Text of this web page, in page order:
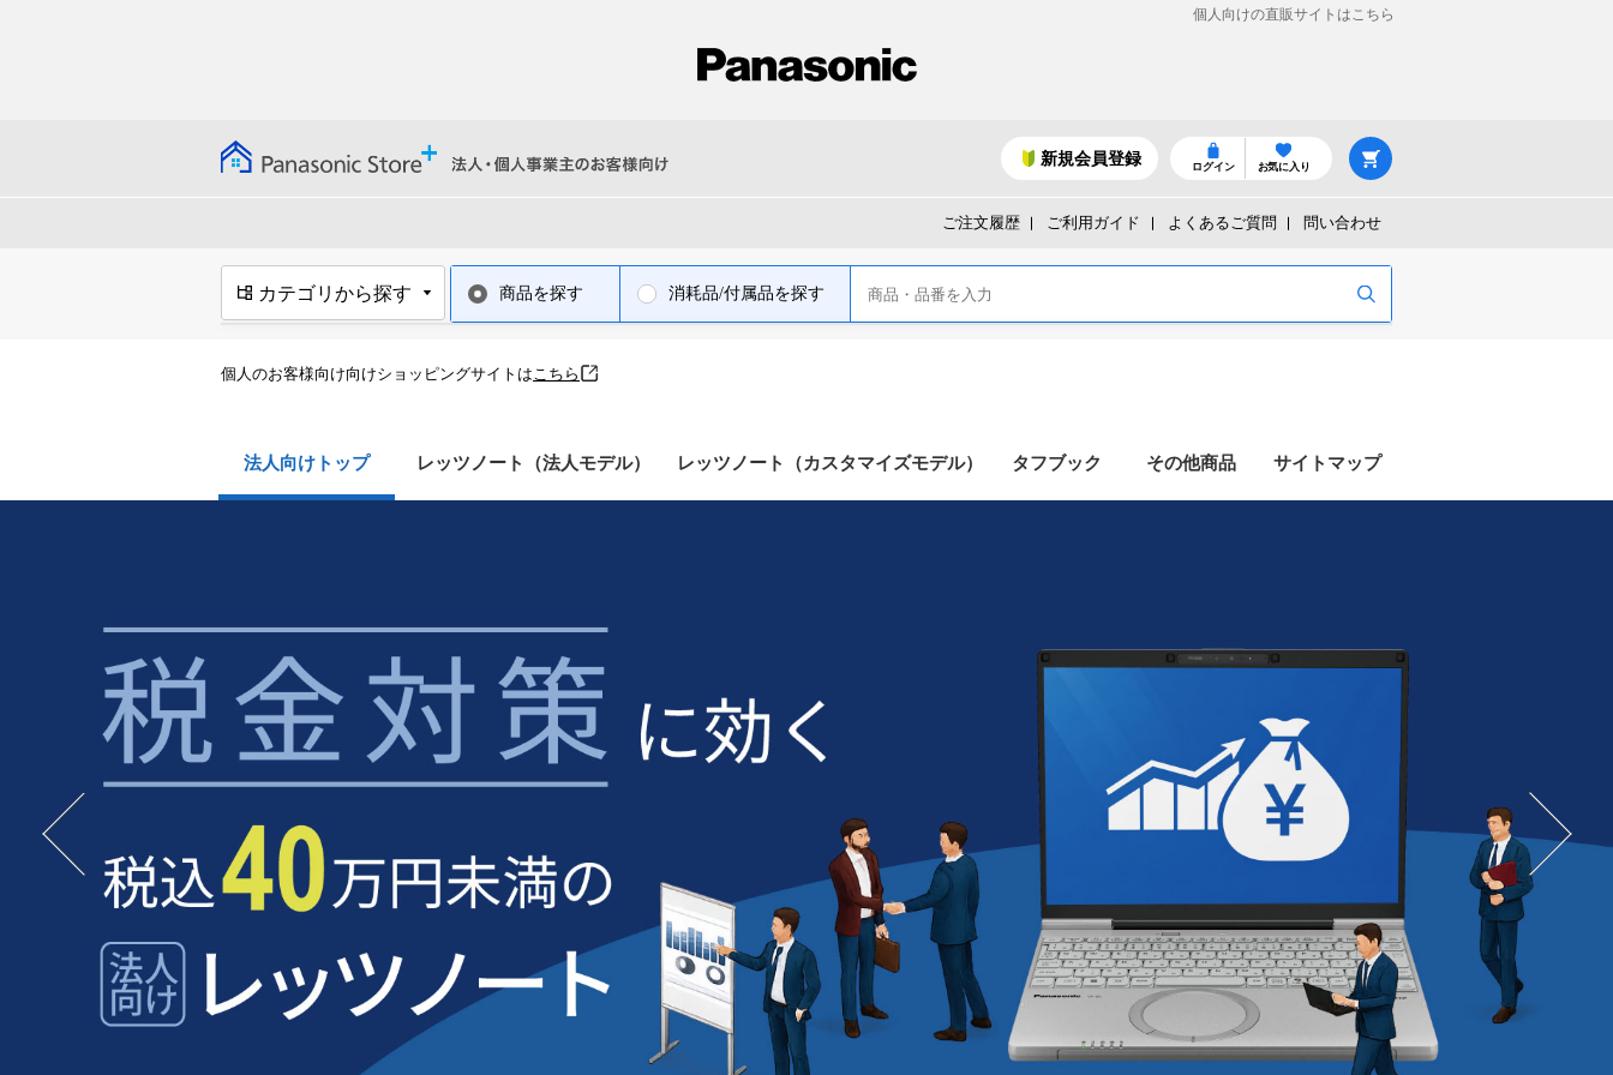
個人向けの直販サイトはこちら
ログイン お気に入り
新規会員登録
ご注文履歴 ご利用ガイド よくあるご質問 問い合わせ
カテゴリから探す
体調ナビゲーションサービス
RizMo
商品を探す 消耗品/付属品を探す
個人のお客様向け向けショッピングサイトはこちら
法人向けトップ レッツノート（法人モデル） レッツノート（カスタマイズモデル） タフブック その他商品 サイトマップ